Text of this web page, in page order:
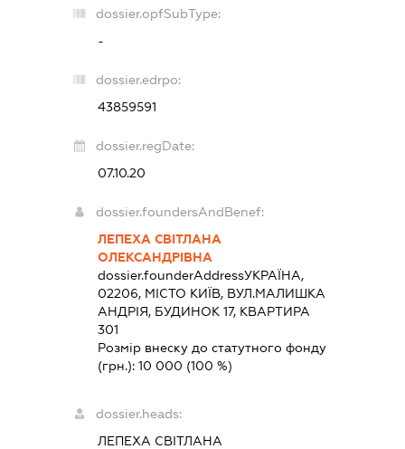
dossier.opfSubType:
-
dossier.edrpo:
43859591
dossier.regDate:
07.10.20
dossier.foundersAndBenef:
ЛЕПЕХА СВІТЛАНА
ОЛЕКСАНДРІВНА
dossier.founderAddressУКРАЇНА,
02206, МІСТО КИЇВ, ВУЛ.МАЛИШКА
АНДРІЯ, БУДИНОК 17, КВАРТИРА
301
Розмір внеску до статутного фонду
(грн.): 10 000 (100 %)
dossier.heads:
ЛЕПЕХА СВІТЛАНА